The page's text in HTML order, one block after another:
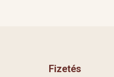
Fizetés